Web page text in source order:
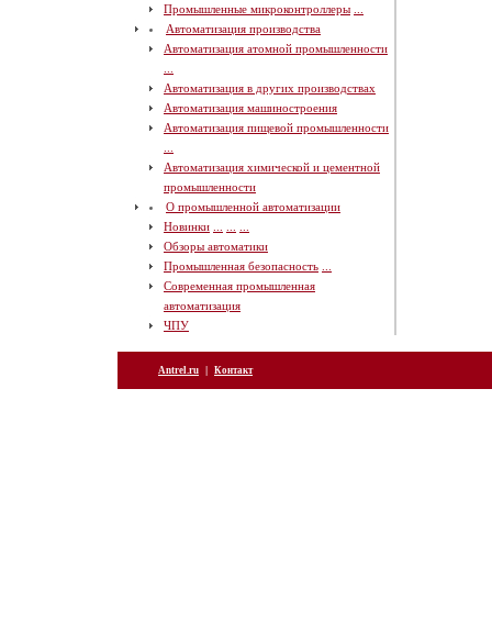
Промышленные микроконтроллеры
Автоматизация производства
Автоматизация атомной промышленности
Автоматизация в других производствах
Автоматизация машиностроения
Автоматизация пищевой промышленности
Автоматизация химической и цементной
промышленности
О промышленной автоматизации
Новинки
Обзоры автоматики
Промышленная безопасность
Современная промышленная
автоматизация
ЧПУ
Antrel.ru | Контакт